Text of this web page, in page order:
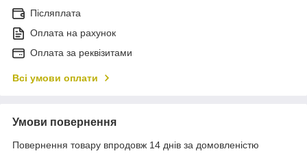
Післяплата
Оплата на рахунок
Оплата за реквізитами
Всі умови оплати
Умови повернення
Повернення товару впродовж 14 днів за домовленістю